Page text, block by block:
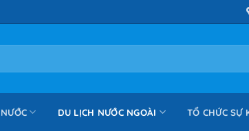
DU LỊCH NƯỚC NGOÀI TỔ CHỨC SỰ